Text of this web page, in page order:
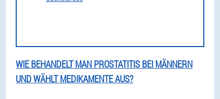
WIE BEHANDELT MAN PROSTATITIS BEI MÄNNERN
UND WÄHLT MEDIKAMENTE AUS?